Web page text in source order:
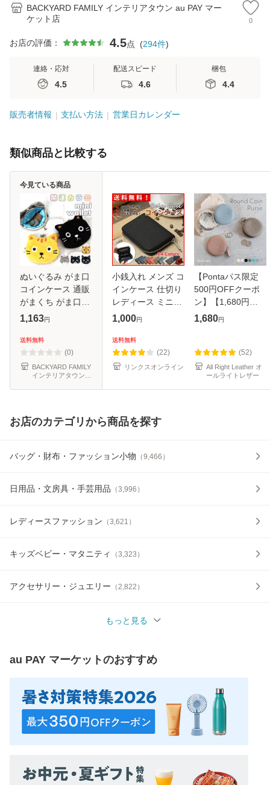
BACKYARD FAMILY インテリアタウン au PAY マー
ケット店
0
お店の評価： 4.5点 (294件)
連絡・応対
4.5
配送スピード
4.6
梱包
4.4
販売者情報 支払い方法 営業日カレンダー
類似商品と比較する
ぬいぐるみ がま口
コインケース 通販
がまくち がま口マ
スコット マスコッ
イフ 小銭入れ 動物
アニマル ねこ フェ
イス
1,163円
送料無料
(0)
BACKYARD FAMILY
インテリアタウン
今見ている商品
小銭入れ メンズ コ
インケース 仕切り
レディース ミニ財
布 革 おしゃれ カ
さい 小銭入れが開
く財布 パスケース
2室 P
1,000円
送料無料
(22)
リンクスオンライン
【Pontaパス限定
500円OFFクーポ
ン】【1,680円
→1,180円】＼月間
ンケース レディー
ス 丸型 小銭入れ
1,680円
(52)
All Right Leather オ
ールライトレザー
お店のカテゴリから商品を探す
バッグ・財布・ファッション小物 （9,466 ）
日用品・文房具・手芸用品 （3,996 ）
レディースファッション （3,621 ）
キッズベビー・マタニティ （3,323 ）
アクセサリー・ジュエリー （2,822 ）
もっと見る
au PAY マーケットのおすすめ